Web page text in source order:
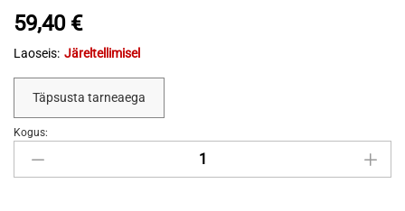
59,40 €
Laoseis: Järeltellimisel
Täpsusta tarneaega
Aerosoolipudeli
hoidik
Kogus: